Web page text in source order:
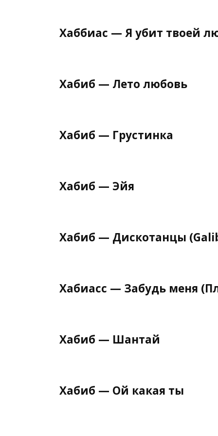
Хаббиас — Я убит твоей
Хабиб — Лето любовь
Хабиб — Грустинка
Хабиб — Эйя
Хабиб — Дискотанцы
Хабиасс — Забудь меня
Хабиб — Шантай
Хабиб — Ой какая ты